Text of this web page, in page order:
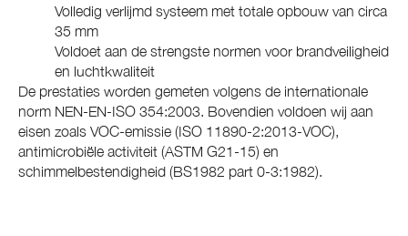
Volledig verlijmd systeem met totale opbouw van circa
35 mm
Voldoet aan de strengste normen voor brandveiligheid
en luchtkwaliteit
De prestaties worden gemeten volgens de internationale
norm NEN-EN-ISO 354:2003. Bovendien voldoen wij aan
eisen zoals VOC-emissie (ISO 11890-2:2013-VOC),
antimicrobiële activiteit (ASTM G21-15) en
schimmelbestendigheid (BS1982 part 0-3:1982).